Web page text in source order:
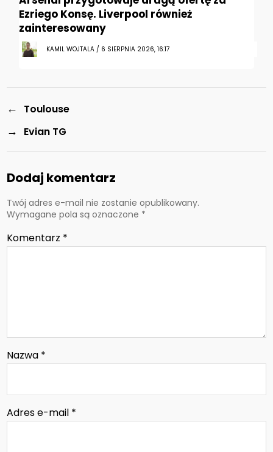
Ezriego Konsę. Liverpool również
zainteresowany
KAMIL WOJTALA / 6 SIERPNIA 2026, 16:17
← Toulouse
→ Evian TG
Dodaj komentarz
Twój adres e-mail nie zostanie opublikowany.
Wymagane pola są oznaczone *
Komentarz *
Nazwa *
Adres e-mail *